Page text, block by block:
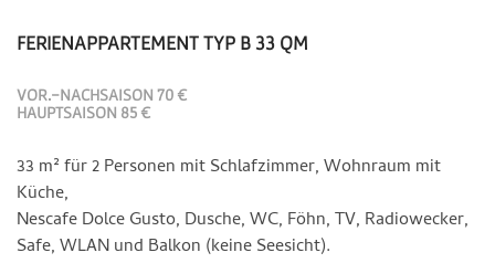
FERIENAPPARTEMENT TYP B 33 QM
VOR.-NACHSAISON 70 €
HAUPTSAISON 85 €
33 m² für 2 Personen mit Schlafzimmer, Wohnraum mit
Küche,
Nescafe Dolce Gusto, Dusche, WC, Föhn, TV, Radiowecker,
Safe, WLAN und Balkon (keine Seesicht).